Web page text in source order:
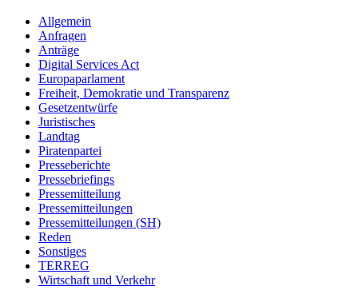
Allgemein
Anfragen
Anträge
Digital Services Act
Europaparlament
Freiheit, Demokratie und Transparenz
Gesetzentwürfe
Juristisches
Landtag
Piratenpartei
Presseberichte
Pressebriefings
Pressemitteilung
Pressemitteilungen
Pressemitteilungen (SH)
Reden
Sonstiges
TERREG
Wirtschaft und Verkehr